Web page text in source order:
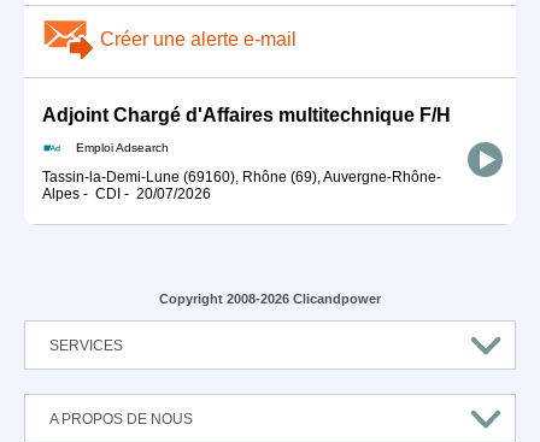
Créer une alerte e-mail
Adjoint Chargé d'Affaires multitechnique F/H
Emploi Adsearch
Tassin-la-Demi-Lune (69160), Rhône (69), Auvergne-Rhône-
Alpes - CDI - 20/07/2026
Copyright 2008-2026 Clicandpower
SERVICES
A PROPOS DE NOUS